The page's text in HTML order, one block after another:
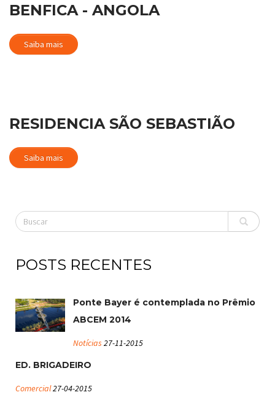
BENFICA - ANGOLA
Saiba mais
RESIDENCIA SÃO SEBASTIÃO
Saiba mais
POSTS RECENTES
Ponte Bayer é contemplada no Prêmio
ABCEM 2014
Notícias 27-11-2015
ED. BRIGADEIRO
Comercial27-04-2015